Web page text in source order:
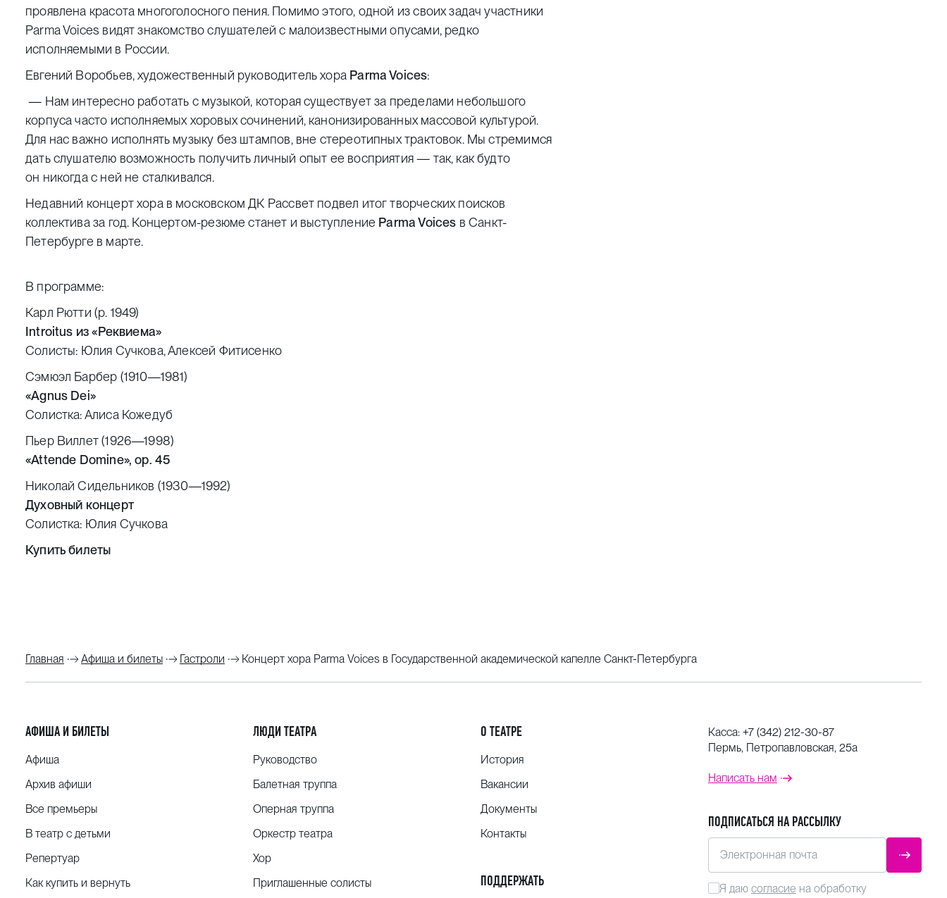
проявлена красота многоголосного пения. Помимо этого, одной из своих задач участники
Parma Voices видят знакомство слушателей с малоизвестными опусами, редко
исполняемыми в России.
Евгений Воробьев, художественный руководитель хора Parma Voices:
— Нам интересно работать с музыкой, которая существует за пределами небольшого
корпуса часто исполняемых хоровых сочинений, канонизированных массовой культурой.
Для нас важно исполнять музыку без штампов, вне стереотипных трактовок. Мы стремимся
дать слушателю возможность получить личный опыт ее восприятия — так, как будто
он никогда с ней не сталкивался.
Недавний концерт хора в московском ДК Рассвет подвел итог творческих поисков
коллектива за год. Концертом-резюме станет и выступление Parma Voices в Санкт-
Петербурге в марте.
В программе:
Карл Рютти (р. 1949)
Introitus из «Реквиема»
Солисты: Юлия Сучкова, Алексей Фитисенко
Сэмюэл Барбер (1910—1981)
«Agnus Dei»
Солистка: Алиса Кожедуб
Пьер Виллет (1926—1998)
«Attende Domine», ор. 45
Николай Сидельников (1930—1992)
Духовный концерт
Солистка: Юлия Сучкова
Купить билеты
Главная Афиша и билеты Гастроли Концерт хора Parma Voices в Государственной академической капелле Санкт-Петербурга
АФИША И БИЛЕТЫ
Афиша
Архив афиши
Все премьеры
В театр с детьми
Репертуар
Как купить и вернуть
ЛЮДИ ТЕАТРА
Руководство
Балетная труппа
Оперная труппа
Оркестр театра
Хор
Приглашенные солисты
О ТЕАТРЕ
История
Вакансии
Документы
Контакты
ПОДДЕРЖАТЬ
Касса: +7 (342) 212-30-87
Пермь, Петропавловская, 25а
Написать нам
ПОДПИСАТЬСЯ НА РАССЫЛКУ
Электронная почта
Я даю согласие на обработку